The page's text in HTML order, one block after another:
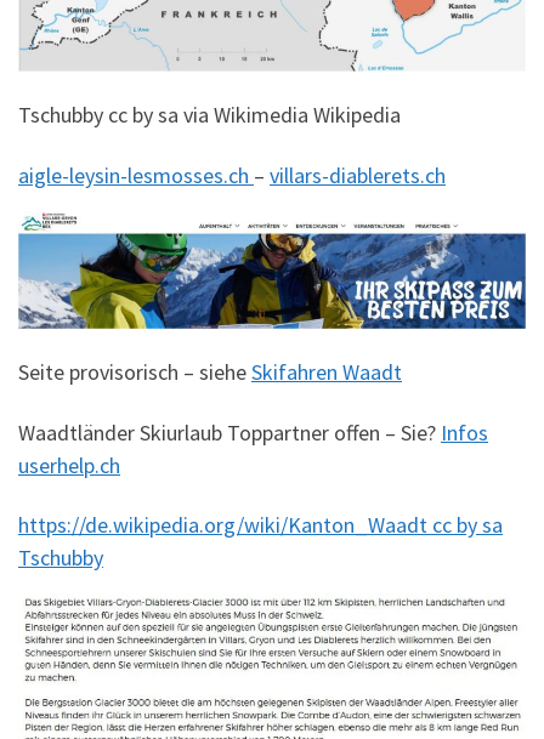
Tschubby cc by sa via Wikimedia Wikipedia
aigle-leysin-lesmosses.ch – villars-diablerets.ch
Seite provisorisch – sieheSkifahren Waadt
Waadtländer Skiurlaub Toppartner offen – Sie? Infos
userhelp.ch
https://de.wikipedia.org/wiki/Kanton_Waadt cc by sa
Tschubby